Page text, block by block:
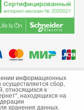
и не является
информационных
сбор,
относящихся к
находящихся на
хранения данных.